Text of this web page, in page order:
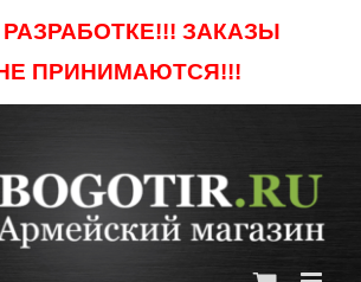
ЗАКАЗЫ
ПРИНИМАЮТСЯ!!!